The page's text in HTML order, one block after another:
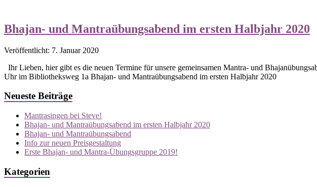
Bhajan- und Mantraübungsabend im ersten Halbjahr 2020
Veröffentlicht: 7. Januar 2020
Ihr Lieben, hier gibt es die neuen Termine für unsere gemeinsamen Mantra- und
Uhr im Bibliotheksweg 1a Bhajan- und Mantraübungsabend im ersten Halbjahr 2020
Neueste Beiträge
Mantrasingen bei Steve!
Bhajan- und Mantraübungsabend im ersten Halbjahr 2020
Bhajan- und Mantraübungsabend
Info zur neuen Preisgestaltung
Erste Bhajan- und Mantra-Übungsgruppe 2019!
Kategorien